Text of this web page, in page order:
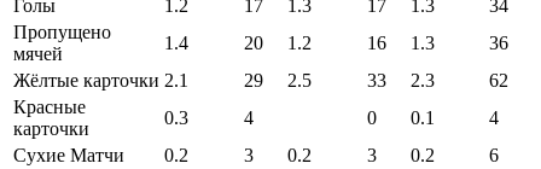
Голы
1.2 17 1.3 17 1.3
34
Пропущено
мячей
1.4 20 1.2 16 1.3
36
Жёлтые карточки 2.1 29 2.5 33 2.3
62
Красные
карточки
0.3 4 0 0.1
4
Сухие Матчи
0.2 3 0.2 3 0.2
6